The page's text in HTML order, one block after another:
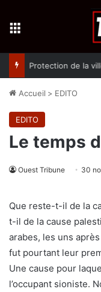
Accueil > EDITO
EDITO
Le temps
Ouest Tribune 30
Que reste-t-il de la
t-il de la cause
arabes, les uns
fut pourtant leur
Une cause pour
l’occupant sioniste.